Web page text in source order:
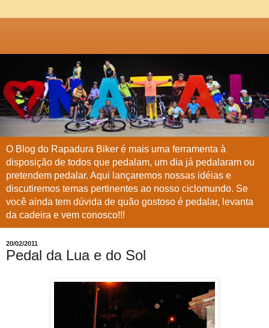
O Blog do Rapadura Biker é mais uma ferramenta à
disposição de todos que pedalam, um dia já pedalaram ou
pretendem pedalar. Aqui lançaremos nossas idéias e
discutiremos temas pertinentes ao nosso ciclomundo. Se
você ainda tem dúvida de quão gostoso é pedalar, levanta
da cadeira e vem conosco!!!
20/02/2011
Pedal da Lua e do Sol